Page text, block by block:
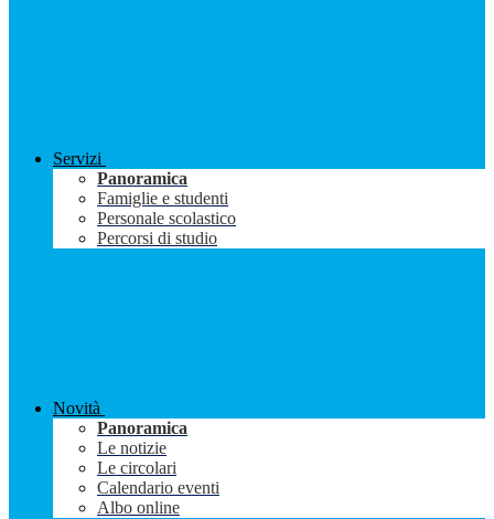
Servizi
Panoramica
Famiglie e studenti
Personale scolastico
Percorsi di studio
Novità
Panoramica
Le notizie
Le circolari
Calendario eventi
Albo online